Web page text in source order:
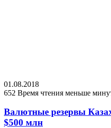
01.08.2018
652 Время чтения меньше
Валютные резервы
$500 млн